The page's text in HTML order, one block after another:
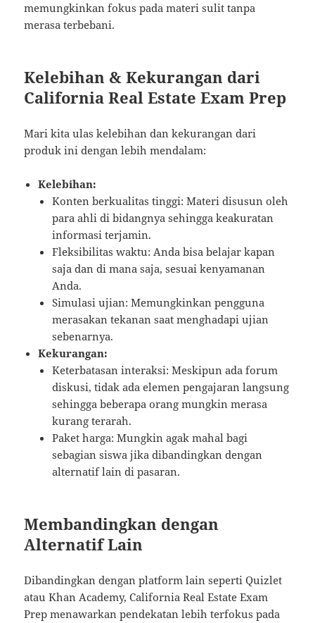
memungkinkan fokus pada materi sulit tanpa
merasa terbebani.
Kelebihan & Kekurangan dari
California Real Estate Exam Prep
Mari kita ulas kelebihan dan kekurangan dari
produk ini dengan lebih mendalam:
Kelebihan:
Konten berkualitas tinggi: Materi disusun oleh
para ahli di bidangnya sehingga keakuratan
informasi terjamin.
Fleksibilitas waktu: Anda bisa belajar kapan
saja dan di mana saja, sesuai kenyamanan
Anda.
Simulasi ujian: Memungkinkan pengguna
merasakan tekanan saat menghadapi ujian
sebenarnya.
Kekurangan:
Keterbatasan interaksi: Meskipun ada forum
diskusi, tidak ada elemen pengajaran langsung
sehingga beberapa orang mungkin merasa
kurang terarah.
Paket harga: Mungkin agak mahal bagi
sebagian siswa jika dibandingkan dengan
alternatif lain di pasaran.
Membandingkan dengan
Alternatif Lain
Dibandingkan dengan platform lain seperti Quizlet
atau Khan Academy, California Real Estate Exam
Prep menawarkan pendekatan lebih terfokus pada